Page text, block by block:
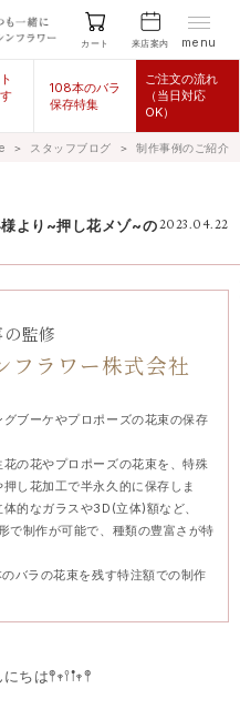
カート 来店案内 menu
108本のバラ
保存特集
ご注文の流れ
（当日対応
OK）
＞ スタッフブログ ＞ 制作事例のご紹介
2023.04.22
より~押し花メゾ~の
監修
フラワー株式会社
ブーケやプロポーズの花束の保存
の花やプロポーズの花束を、特殊
し花加工で半永久的に保存しま
的なガラスや3D(立体)額など、
で制作が可能で、種類の豊富さが特
バラの花束を残す特注額での制作
にちは𖤣𖥧𖥣𖡡𖥧𖤣